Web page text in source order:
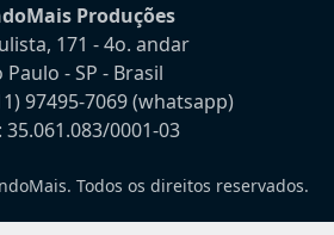
Produções
171 - 4o. andar
Paulo - SP - Brasil
97495-7069(whatsapp)
35.061.083/0001-03
Todos os direitos reservados.